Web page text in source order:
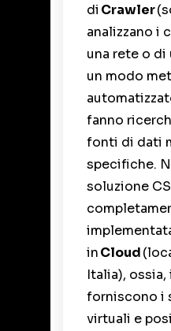
di Crawler
analizzano i
una rete o di
un modo
fanno
fonti di dati
specifiche.
soluzione
inCloud
Italia),
forniscono i
virtuali e